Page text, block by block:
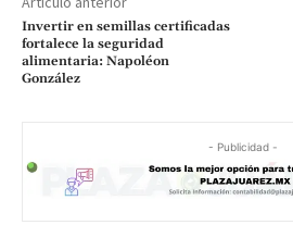
Invertir en semillas certificadas
fortalece la seguridad
alimentaria: Napoléon
González
- Publicidad -